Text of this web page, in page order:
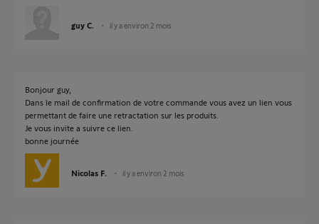
guy C. il y a environ 2 mois
Bonjour guy,
Dans le mail de confirmation de votre commande vous avez un lien vous
permettant de faire une retractation sur les produits.
Je vous invite a suivre ce lien.
bonne journée
Nicolas F. il y a environ 2 mois